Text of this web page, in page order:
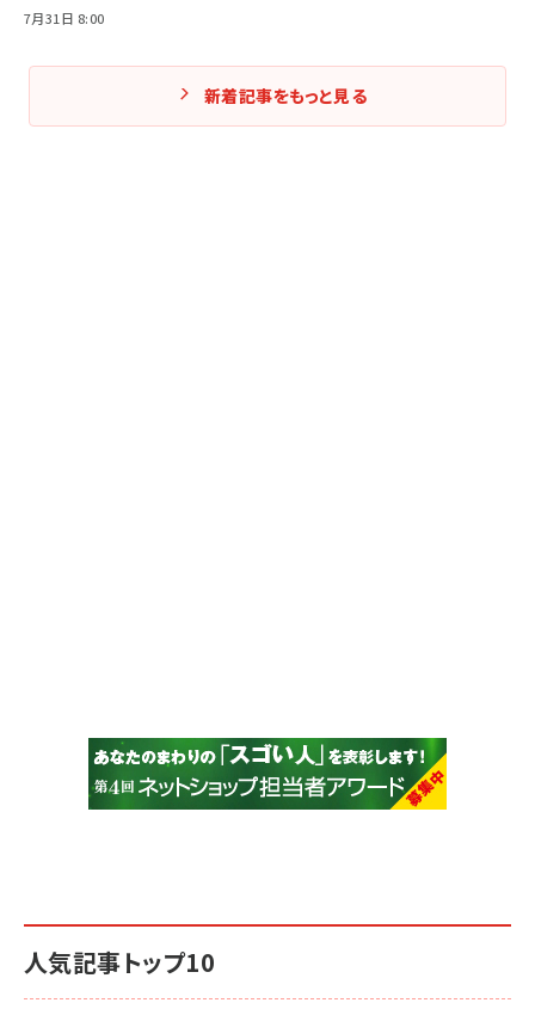
人気記事トップ10
7月31日 8:00
新着記事をもっと見る